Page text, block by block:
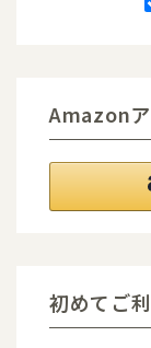
Amazon
初めてご